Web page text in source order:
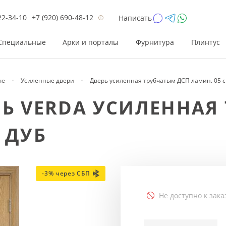
34-10 +7 (920) 690-48-12 Написать
до 26 200Р
от 26 200Р
до 17 800Р
от 17 800Р
Арки и порталы Фурнитура Плинтус
Усиленные двери Дверь усиленная трубчатым ДСП ламин. 05
VERDA
-3% через СБП
Не доступно к